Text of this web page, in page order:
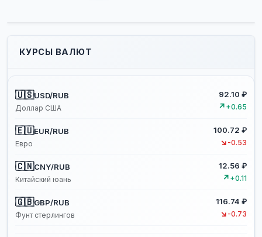
КУРСЫ ВАЛЮТ
🇺🇸USD/RUB
Доллар США
92.10 ₽
↗ +0.65
🇪🇺EUR/RUB
Евро
100.72 ₽
↘ -0.53
🇨🇳CNY/RUB
Китайский юань
12.56 ₽
↗ +0.11
🇬🇧GBP/RUB
Фунт стерлингов
116.74 ₽
↘ -0.73